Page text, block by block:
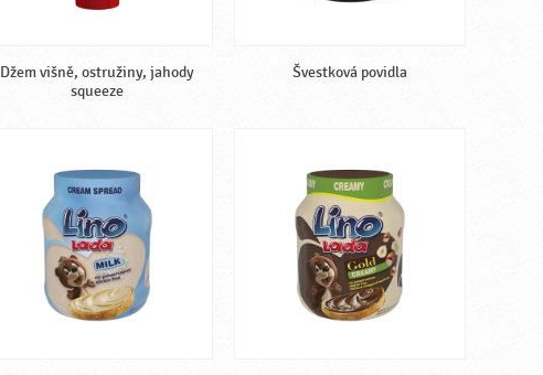
Džem višně, ostružiny, jahody
squeeze
Švestková povidla